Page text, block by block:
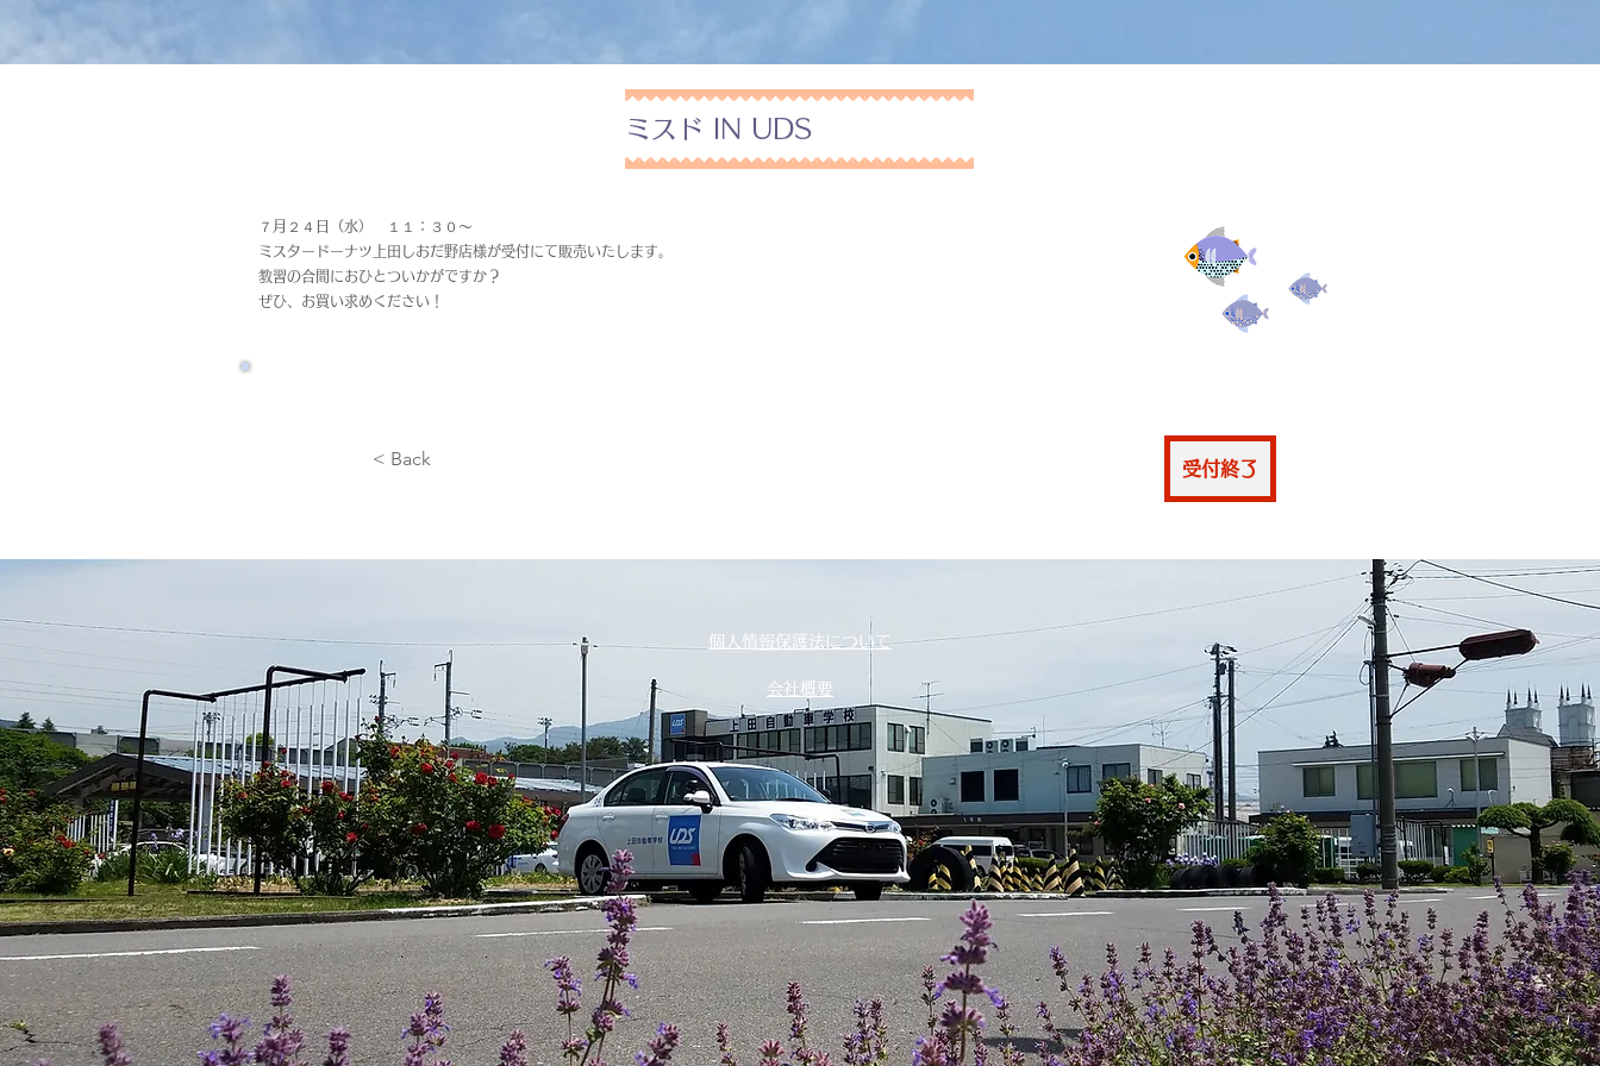
ミスド IN UDS
７月２４日（水） １１：３０～
ミスタードーナツ上田しおだ野店様が受付にて販売いたします。
教習の合間におひとついかがですか？
ぜひ、お買い求めください！
< Back 仮申込
受付終了
個人情報保護法について
会社概要